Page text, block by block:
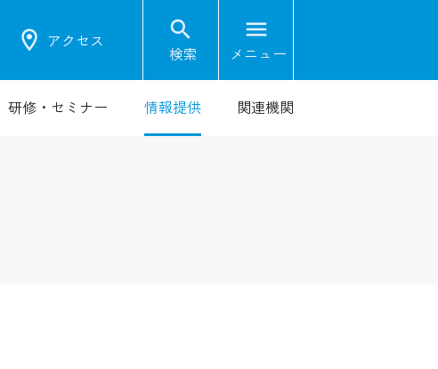
location_on アクセス search
検索
menu
メニュー
研修・セミナー 情報提供 関連機関